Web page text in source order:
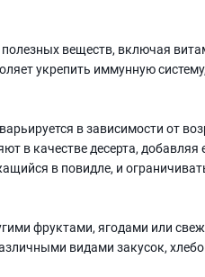
веществ, включая
укрепить иммунную
в зависимости от
в качестве десерта, добавляя
в повидле, и
фруктами, ягодами или
видами закусок,